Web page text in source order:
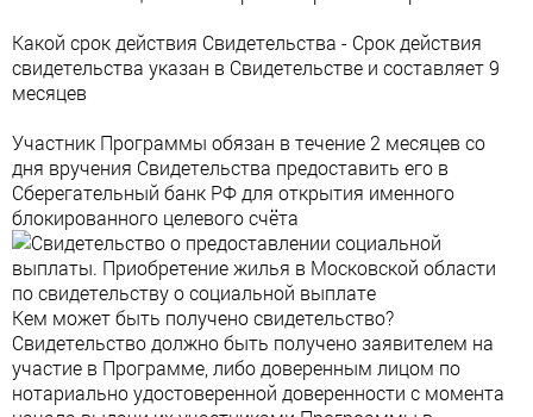
Какой срок действия Свидетельства - Срок действия
свидетельства указан в Свидетельстве и составляет 9
месяцев
Участник Программы обязан в течение 2 месяцев со
дня вручения Свидетельства предоставить его в
Сберегательный банк РФ для открытия именного
блокированного целевого счёта
Кем может быть получено свидетельство?
Свидетельство должно быть получено заявителем на
участие в Программе, либо доверенным лицом по
нотариально удостоверенной доверенности с момента